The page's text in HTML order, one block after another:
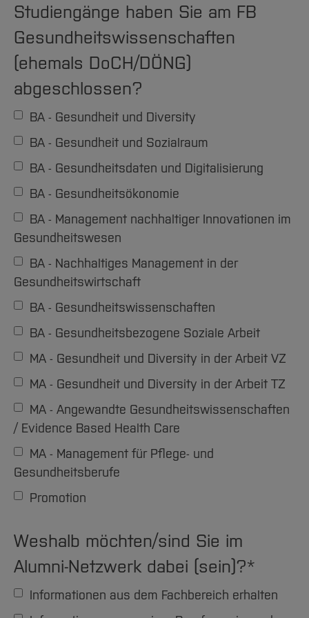
Arbeiten im FB G
Forschung und Projekte
International
Team
Studiengänge
Studieninteressierte
Aktuelles
Studium
Fachgruppen
Forschung und Entwicklung
Service
Amtliche Bekanntmachungen
Notfall-Infos
Familiengerechte Hochschule
Gleichstellung
Diskriminierungsfreie Hochschule
Vertretungen
Hochschulbibliothek
Hochschulkommunikation
International Office
Medienzentrum
Studiengänge haben Sie am FB
Gesundheitswissenschaften
(ehemals DoCH/DÖNG)
abgeschlossen?
BA - Gesundheit und Diversity
BA - Gesundheit und Sozialraum
BA - Gesundheitsdaten und Digitalisierung
BA - Gesundheitsökonomie
Gesundheitswesen
Gesundheitswirtschaft
BA - Gesundheitswissenschaften
BA - Gesundheitsbezogene Soziale Arbeit
MA - Gesundheit und Diversity in der Arbeit VZ
MA - Gesundheit und Diversity in der Arbeit TZ
/ Evidence Based Health Care
Gesundheitsberufe
Promotion
Weshalb möchten/sind Sie im
Alumni-Netzwerk dabei (sein)?*
Informationen aus dem Fachbereich erhalten